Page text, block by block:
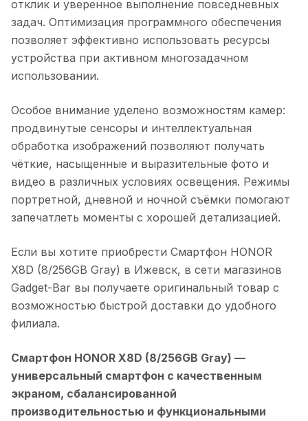
отклик и уверенное выполнение повседневных
задач. Оптимизация программного обеспечения
позволяет эффективно использовать ресурсы
устройства при активном многозадачном
использовании.
Особое внимание уделено возможностям камер:
продвинутые сенсоры и интеллектуальная
обработка изображений позволяют получать
чёткие, насыщенные и выразительные фото и
видео в различных условиях освещения. Режимы
портретной, дневной и ночной съёмки помогают
запечатлеть моменты с хорошей детализацией.
Если вы хотите приобрести Смартфон HONOR
X8D (8/256GB Gray) в Ижевск, в сети магазинов
Gadget-Bar вы получаете оригинальный товар с
возможностью быстрой доставки до удобного
филиала.
Смартфон HONOR X8D (8/256GB Gray) —
универсальный смартфон с качественным
экраном, сбалансированной
производительностью и функциональными